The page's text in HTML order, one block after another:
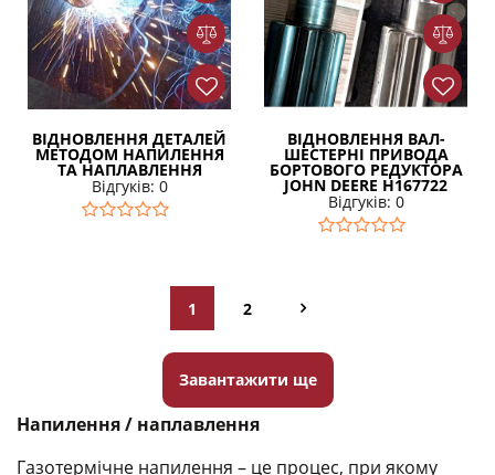
ВІДНОВЛЕННЯ ДЕТАЛЕЙ
МЕТОДОМ НАПИЛЕННЯ
ТА НАПЛАВЛЕННЯ
Відгуків: 0
ВІДНОВЛЕННЯ ВАЛ-
ШЕСТЕРНІ ПРИВОДА
БОРТОВОГО РЕДУКТОРА
JOHN DEERE H167722
Відгуків: 0
1 2
Завантажити ще
Напилення / наплавлення
Газотермічне напилення – це процес, при якому